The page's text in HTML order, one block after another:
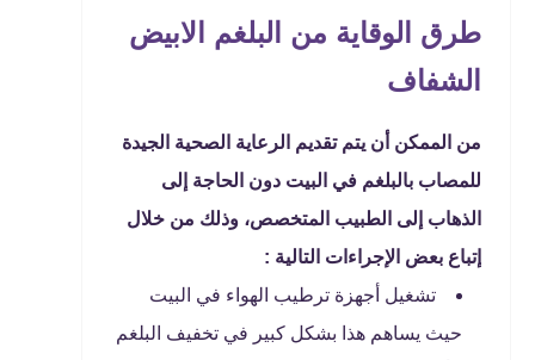
طرق الوقاية من البلغم الابيض
الشفاف
من الممكن أن يتم تقديم الرعاية الصحية الجيدة
للمصاب بالبلغم في البيت دون الحاجة إلى
الذهاب إلى الطبيب المتخصص، وذلك من خلال
إتباع بعض الإجراءات التالية :
تشغيل أجهزة ترطيب الهواء في البيت
حيث يساهم هذا بشكل كبير في تخفيف البلغم